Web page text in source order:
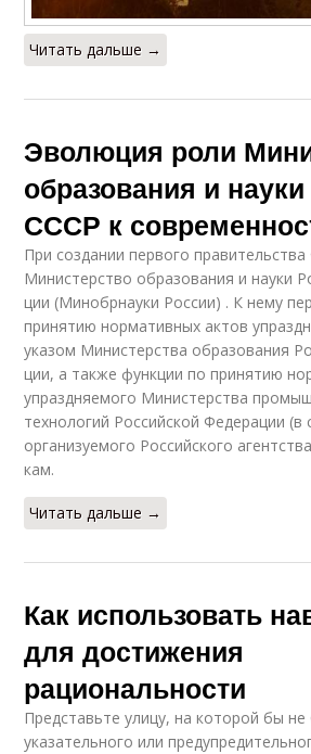
Читать дальше →
Эволюция роли
образования и
СССР к
При со­зда­нии пер­во­го
Ми­ни­стер­ство об­ра­зо­ва­ния и науки
ции (Ми­но­бр­на­у­ки Рос­сии) . К нему
при­ня­тию нор­ма­тив­ных актов
ука­зом Ми­ни­стер­ства об­ра­зо­ва­ния
ции, а также функ­ции по при­ня­тию
упразд­ня­е­мо­го Ми­ни­стер­ства
тех­но­ло­гий Рос­сий­ской Фе­де­ра­ции
ор­га­ни­зу­е­мо­го Рос­сий­ско­го
кам.
Читать дальше →
Как использовать
для достижения
рациональности
Представьте улицу, на которой бы
указательного или